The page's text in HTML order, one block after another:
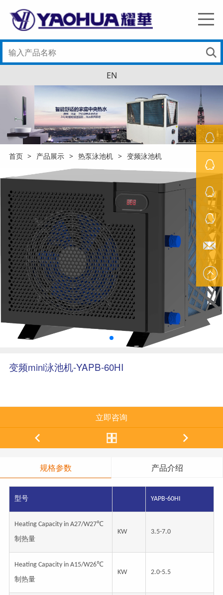
EN
首页 > 产品展示 > 热泵泳池机 > 变频泳池机
变频mini泳池机-YAPB-60HI
立即咨询
规格参数 产品介绍
型号 YAPB-60HI
Heating Capacity in A27/W27℃
制热量
KW 3.5-7.0
Heating Capacity in A15/W26℃
制热量
KW 2.0-5.5
罗经理
萧先生
冯小姐
李小姐
EMAIL
US